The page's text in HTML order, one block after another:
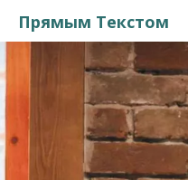
Прямым Текстом